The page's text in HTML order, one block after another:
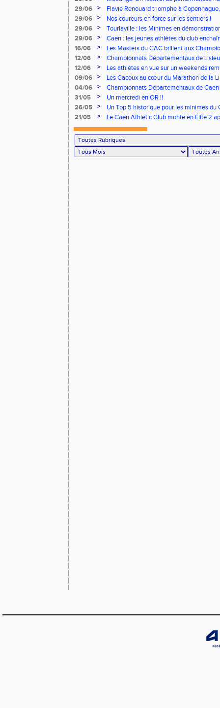
concours
29/06 >
Flavie Renouard triomphe à
brillent sur tous les fronts
29/06 >
Nos coureurs en force sur les sentiers !
29/06
>
Tourlaville : les Minimes en
29/06
>
Caen : les jeunes athlètes du club
16/06
>
Les Masters du CAC brillent aux
12/06
>
Championnats Départementaux de
remarquables pour nos jeunes athlètes
12/06 >
Les athlètes en vue sur un weekends
09/06
>
Les Cacoux au cœur du Marathon de la
04/06
>
Championnats Départementaux de
rendez-vous
31/05 >
Un mercredi en OR !!
26/05
>
Un Top 5 historique pour les minimes du
Finale Nationale Equip’Athlé !
21/05 >
Le Caen Athletic Club monte en Élite 2